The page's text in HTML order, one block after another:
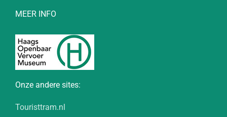
MEER INFO
Onze andere sites:
Touristtram.nl